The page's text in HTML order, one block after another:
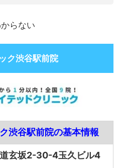
らない
ク渋谷駅前院
渋谷駅前院の基本情報
玄坂2-30-4玉久ビル4